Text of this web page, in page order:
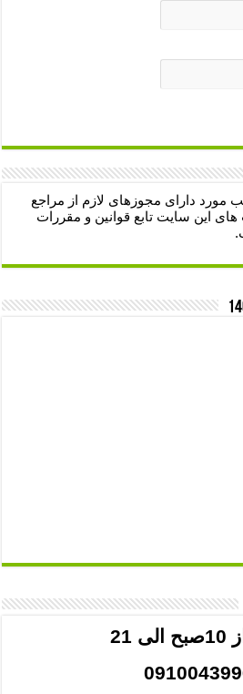
دارای مجوزهای لازم از مراجع
این سایت تابع قوانین و مقررات